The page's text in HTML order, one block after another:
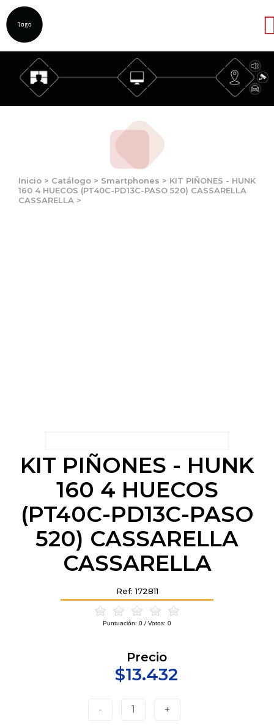
Inicio > Catálogo > Smartphones > KIT PIÑONES - HUNK
160 4 HUECOS (PT40C-PD13C-PASO 520) CASSARELLA
CASSARELLA >
KIT PIÑONES - HUNK
160 4 HUECOS
(PT40C-PD13C-PASO
520) CASSARELLA
CASSARELLA
Ref: 172811
Puntuación: 0 / Votos: 0
Precio
$13.432
- 1 +